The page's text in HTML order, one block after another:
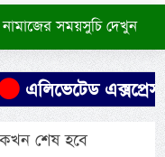
নামাজের সময়সুচি দেখুন
এলিভেটেড
কখন শেষ হবে